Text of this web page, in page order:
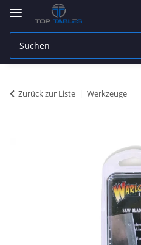
Zurück zur Liste Werkzeuge